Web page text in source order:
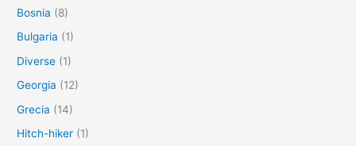
Bosnia (8)
Bulgaria (1)
Diverse (1)
Georgia (12)
Grecia (14)
Hitch-hiker (1)